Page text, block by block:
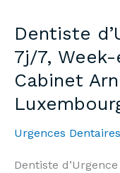
—
Prices
&
Information
Arnould-
Tanson
Dentiste
7j/7,
Cabinet
Urgences Dentaires
Dentiste